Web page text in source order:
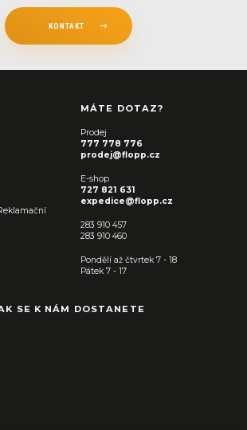
KONTAKT
MÁTE DOTAZ?
Prodej
777 778 776
prodej@flopp.cz
E-shop
727 821 631
expedice@flopp.cz
283 910 457
283 910 460
Pondělí až čtvrtek 7 - 18
Pátek 7 - 17
SE K NÁM DOSTANETE